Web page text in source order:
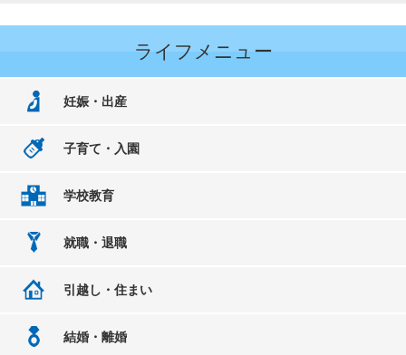
ライフメニュー
妊娠・出産
子育て・入園
学校教育
就職・退職
引越し・住まい
結婚・離婚